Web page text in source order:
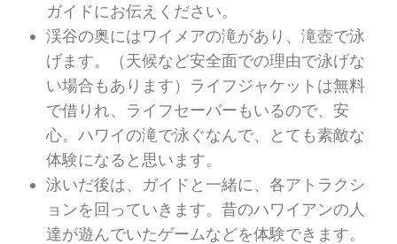
ガイドにお伝えください。
渓谷の奥にはワイメアの滝があり、滝壺で泳
げます。（天候など安全面での理由で泳げな
い場合もあります）ライフジャケットは無料
で借りれ、ライフセーバーもいるので、安
心。ハワイの滝で泳ぐなんで、とても素敵な
体験になると思います。
泳いだ後は、ガイドと一緒に、各アトラクシ
ョンを回っていきます。昔のハワイアンの人
達が遊んでいたゲームなどを体験できます。